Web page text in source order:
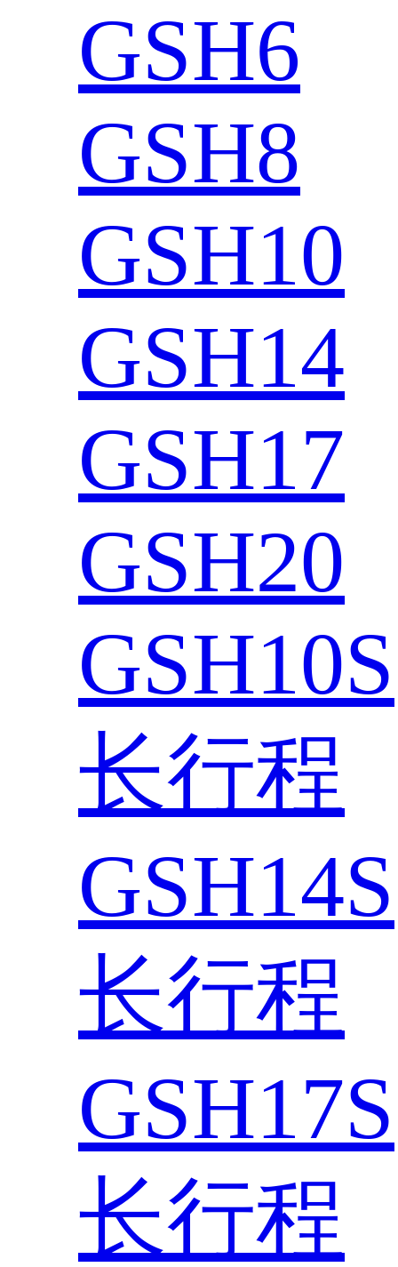
GSH6
GSH8
GSH10
GSH14
GSH17
GSH20
GSH10S
长行程
GSH14S
长行程
GSH17S
长行程